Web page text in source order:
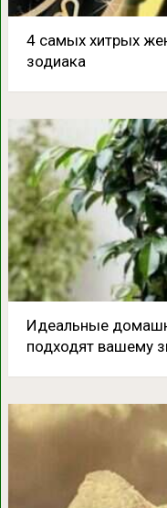
4 самых хитрых
зодиака
Идеальные
подходят вашему